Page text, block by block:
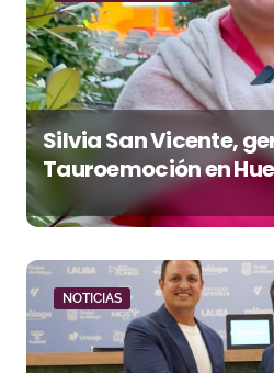
Silvia San Vicente,
Tauroemoción en
«Todas las figuras
quieren venir a esta
NOTICIAS